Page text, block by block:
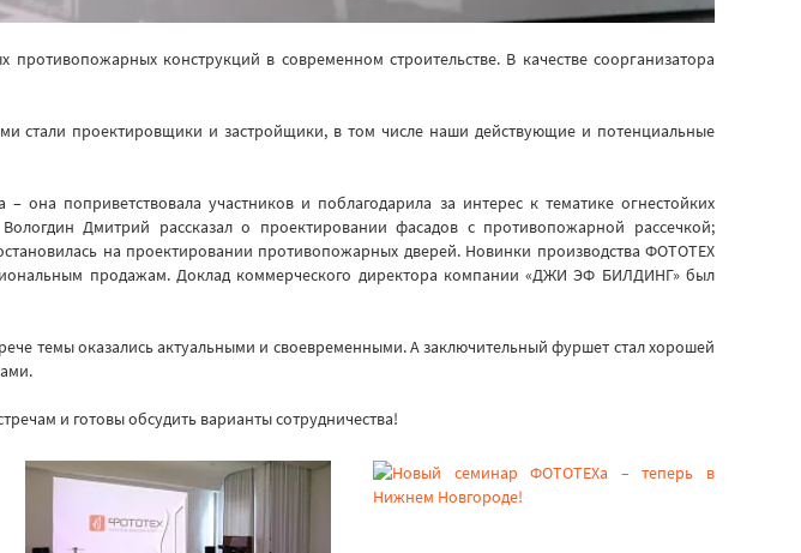
конструкций в современном строительстве. В качестве соорганизатора
стали проектировщики и застройщики, в том числе наши действующие и потенциальные
она поприветствовала участников и поблагодарила за интерес к тематике огнестойких
Дмитрий рассказал о проектировании фасадов с противопожарной рассечкой;
на проектировании противопожарных дверей. Новинки производства ФОТОТЕХ
продажам. Доклад коммерческого директора компании «ДЖИ ЭФ БИЛДИНГ» был
темы оказались актуальными и своевременными. А заключительный фуршет стал хорошей
и готовы обсудить варианты сотрудничества!